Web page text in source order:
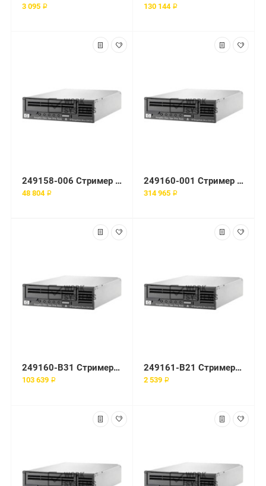
3 095 ₽ 130 144 ₽
249158-006 Стример 100-GB AIT-3 SCSI LVD In
48 804 ₽
249160-001 Стример External AIT 100-GB Tape Drive
314 965 ₽
249160-B31 Стример AIT-3 100/200-GB SCSI LVD
103 639 ₽
249161-B21 Стример AIT3 100-GB HS
2 539 ₽